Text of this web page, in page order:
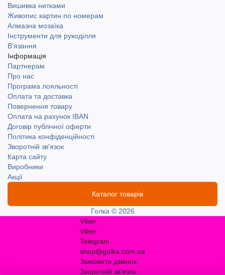
Вишивка нитками
Живопис картин по номерам
Алмазна мозаїка
Інструменти для рукоділля
В'язання
Інформація
Партнерам
Про нас
Програма лояльності
Оплата та доставка
Повернення товару
Оплата на рахунок IBAN
Договір публічної оферти
Політика конфіденційності
Зворотній зв'язок
Карта сайту
Виробники
Акції
Каталог товарів
Голка © 2026
Viber
Viber
Telegram
shop@golka.com.ua
Замовити дзвінок
Зворотній зв'язок